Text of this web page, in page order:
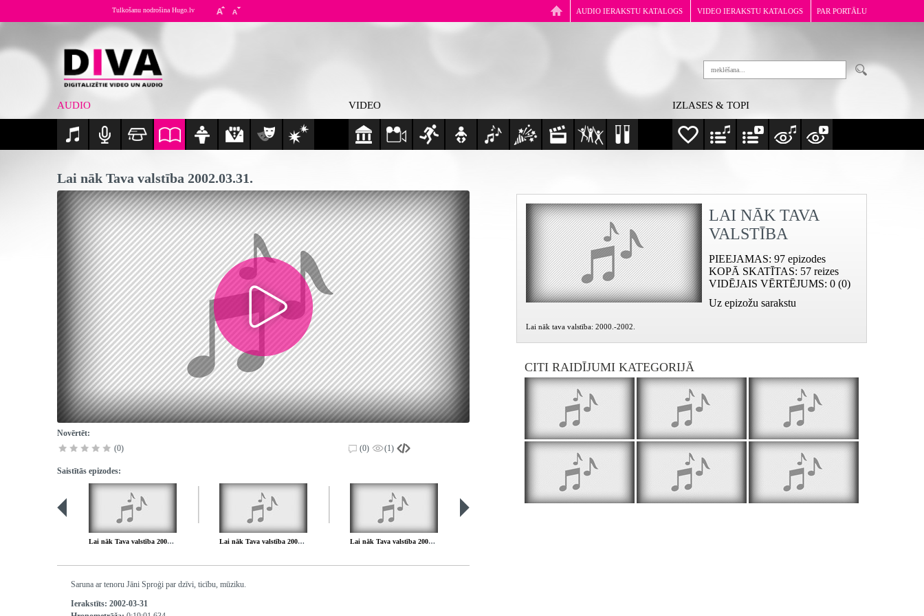
AUDIO IERAKSTU KATALOGS VIDEO IERAKSTU KATALOGS PAR PORTĀLU
Tulkošanu nodrošina Hugo.lv
AUDIO VIDEO IZLASES & TOPI
Lai nāk Tava valstība 2002.03.31.
Novērtēt:
(0)
(0) (1)
Saistītās epizodes:
Lai nāk Tava valstība 2002.03.24. Lai nāk Tava valstība 2002.04.14. Lai nāk Tava valstība 2002.04.21.
Saruna ar tenoru Jāni Sproģi par dzīvi, ticību, mūziku.
Ierakstīts: 2002-03-31
LAI NĀK TAVA
VALSTĪBA
PIEEJAMAS: 97 epizodes
KOPĀ SKATĪTAS: 57 reizes
VIDĒJAIS VĒRTĒJUMS: 0 (0)
Uz epizožu sarakstu
Lai nāk tava valstība: 2000.-2002.
CITI RAIDĪJUMI KATEGORIJĀ